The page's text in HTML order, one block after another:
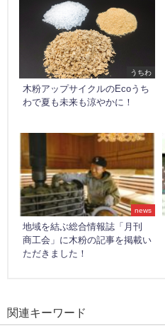
うちわ
木粉アップサイクルのEcoうち
わで夏も未来も涼やかに！
news
地域を結ぶ総合情報誌「月刊
商工会」に木粉の記事を掲載い
ただきました！
関連キーワード